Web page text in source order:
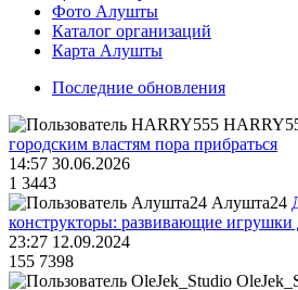
Фото Алушты
Каталог организаций
Карта Алушты
Последние обновления
городским властям пора прибраться
14:57 30.06.2026
1 3443
Алушта24
конструкторы: развивающие игрушки
23:27 12.09.2024
155 7398